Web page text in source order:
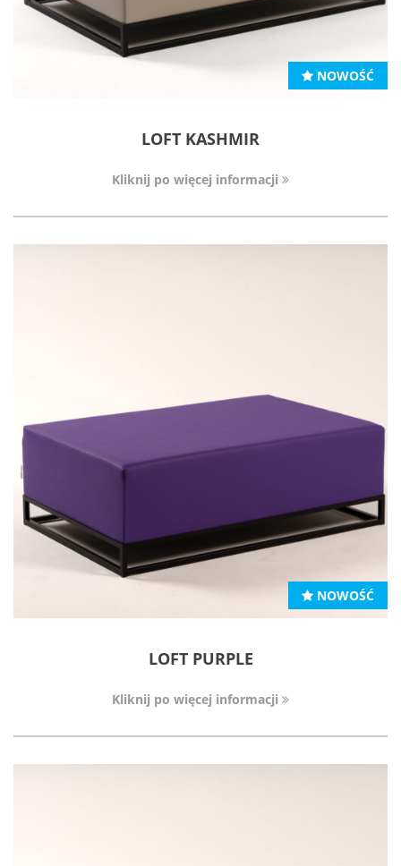
NOWOŚĆ
LOFT KASHMIR
Kliknij po więcej informacji
NOWOŚĆ
LOFT PURPLE
Kliknij po więcej informacji